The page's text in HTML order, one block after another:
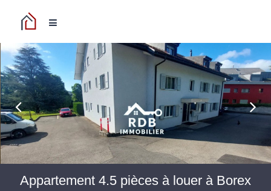
Appartement 4.5 pièces à louer à Borex